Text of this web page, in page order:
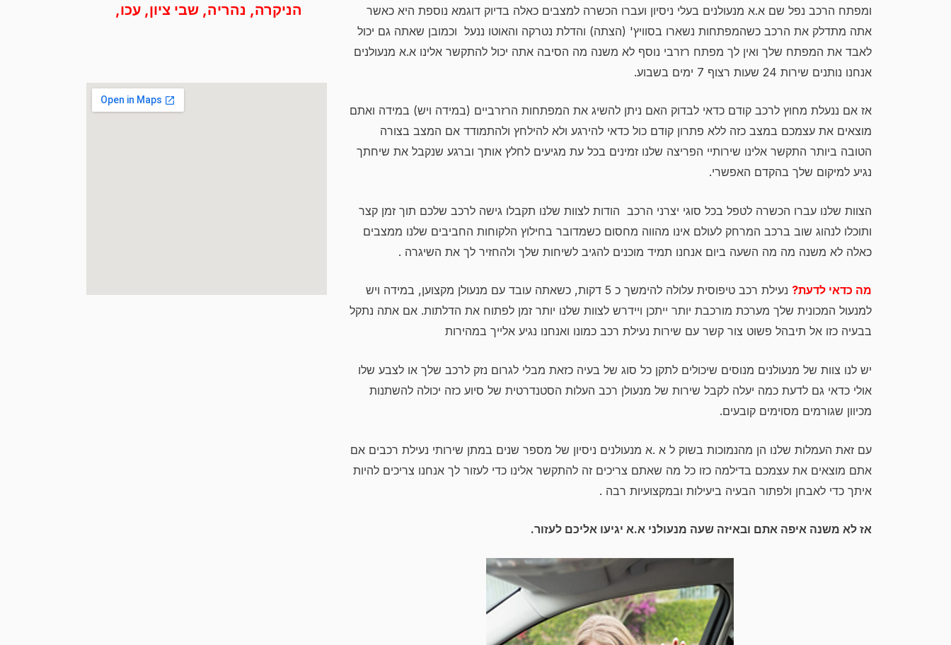
ומפתח הרכב נפל שם א.א מנעולנים בעלי ניסיון ועברו הכשרה למצבים כאלה בדיוק דוגמא נוספת היא כאשר
אתה מתדלק את הרכב כשהמפתחות נשארו בסוויץ' (הצתה) והדלת נטרקה והאוטו ננעל וכמובן שאתה גם יכול
לאבד את המפתח שלך ואין לך מפתח רזרבי נוסף לא משנה מה הסיבה אתה יכול להתקשר אלינו א.א מנעולנים
אנחנו נותנים שירות 24 שעות רצוף 7 ימים בשבוע.
אז אם ננעלת מחוץ לרכב קודם כדאי לבדוק האם ניתן להשיג את המפתחות הרזרביים (במידה ויש) במידה ואתם
מוצאים את עצמכם במצב כזה ללא פתרון קודם כול כדאי להירגע ולא להילחץ ולהתמודד אם המצב בצורה
הטובה ביותר התקשר אלינו שירותיי הפריצה שלנו זמינים בכל עת מגיעים לחלץ אותך וברגע שנקבל את שיחתך
נגיע למיקום שלך בהקדם האפשרי.
הצוות שלנו עברו הכשרה לטפל בכל סוגי יצרני הרכב הודות לצוות שלנו תקבלו גישה לרכב שלכם תוך זמן קצר
ותוכלו לנהוג שוב ברכב המרחק לעולם אינו מהווה מחסום כשמדובר בחילוץ הלקוחות החביבים שלנו ממצבים
כאלה לא משנה מה מה השעה ביום אנחנו תמיד מוכנים להגיב לשיחות שלך ולהחזיר לך את השיגרה .
מה כדאי לדעת?
נעילת רכב טיפוסית עלולה להימשך כ 5 דקות, כשאתה עובד עם מנעולן מקצוען, במידה ויש
למנעול המכונית שלך מערכת מורכבת יותר ייתכן ויידרש לצוות שלנו יותר זמן לפתוח את הדלתות. אם אתה נתקל
בבעיה כזו אל תיבהל פשוט צור קשר עם שירות נעילת רכב כמונו ואנחנו נגיע אלייך במהירות
יש לנו צוות של מנעולנים מנוסים שיכולים לתקן כל סוג של בעיה כזאת מבלי לגרום נזק לרכב שלך או לצבע שלו
אולי כדאי גם לדעת כמה יעלה לקבל שירות של מנעולן רכב העלות הסטנדרטית של סיוע כזה יכולה להשתנות
מכיוון שגורמים מסוימים קובעים.
עם זאת העמלות שלנו הן מהנמוכות בשוק ל א .א מנעולנים ניסיון של מספר שנים במתן שירותי נעילת רכבים אם
אתם מוצאים את עצמכם בדילמה כזו כל מה שאתם צריכים זה להתקשר אלינו כדי לעזור לך אנחנו צריכים להיות
איתך כדי לאבחן ולפתור הבעיה ביעילות ובמקצועיות רבה .
אז לא משנה איפה אתם ובאיזה שעה מנעולני א.א יגיעו אליכם לעזור.
הניקרה, נהריה, שבי ציון, עכו, ‭